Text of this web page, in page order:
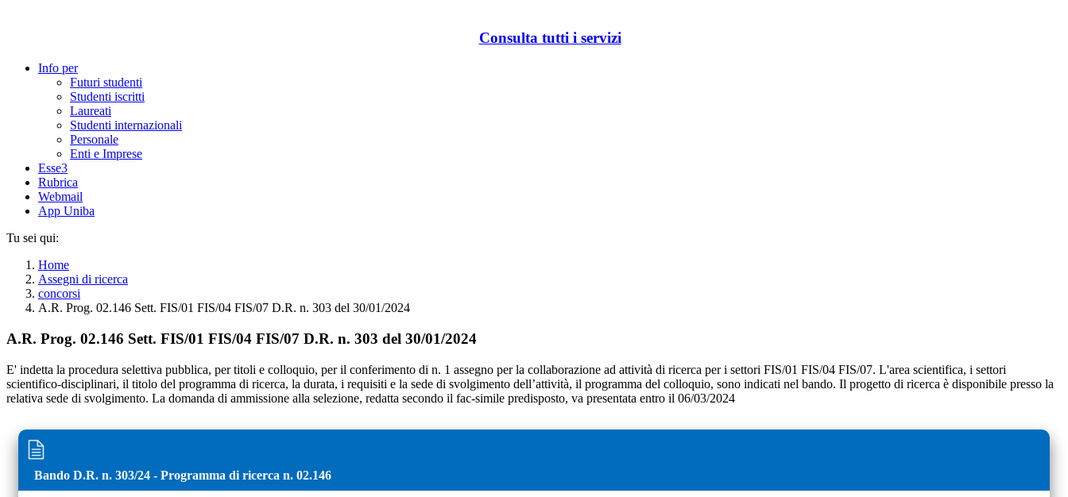
Consulta tutti i servizi
Info per
Futuri studenti
Studenti iscritti
Laureati
Studenti internazionali
Personale
Enti e Imprese
Esse3
Rubrica
Webmail
App Uniba
Tu sei qui:
Home
Assegni di ricerca
concorsi
A.R. Prog. 02.146 Sett. FIS/01 FIS/04 FIS/07 D.R. n. 303 del 30/01/2024
A.R. Prog. 02.146 Sett. FIS/01 FIS/04 FIS/07 D.R. n. 303 del 30/01/2024
E' indetta la procedura selettiva pubblica, per titoli e colloquio, per il conferimento di n. 1 assegno per la collaborazione ad attività di ricerca per i settori FIS/01 FIS/04 FIS/07. L'area scientifica, i settori
scientifico-disciplinari, il titolo del programma di ricerca, la durata, i requisiti e la sede di svolgimento dell’attività, il programma del colloquio, sono indicati nel bando. Il progetto di ricerca è disponibile presso la
relativa sede di svolgimento. La domanda di ammissione alla selezione, redatta secondo il fac-simile predisposto, va presentata entro il 06/03/2024
Bando D.R. n. 303/24 - Programma di ricerca n. 02.146